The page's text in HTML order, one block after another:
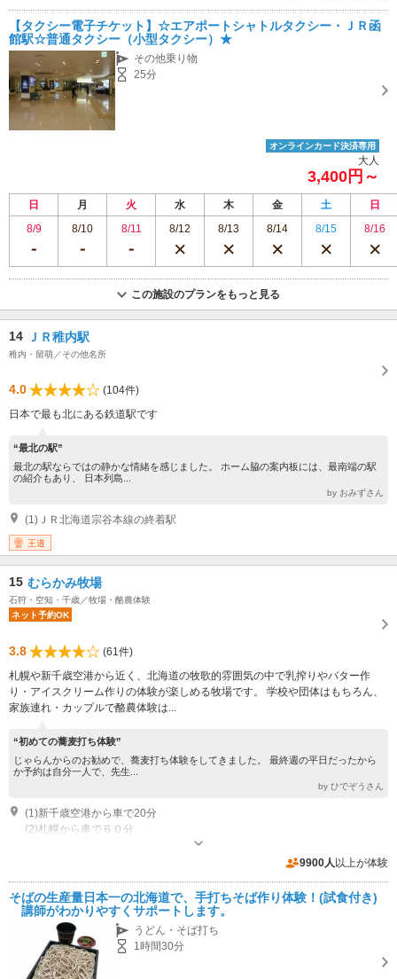
【タクシー電子チケット】☆エアポートシャトルタクシー・ＪＲ函
館駅☆普通タクシー（小型タクシー）★
その他乗り物
25分
オンラインカード決済専用
大人
3,400円～
日 月 火 水 木 金 土
日
8/9
8/10 8/11 8/12 8/13 8/14 8/15 8/16
この施設のプランをもっと見る
14 ＪＲ稚内駅
稚内・留萌／その他名所
4.0
(104件)
日本で最も北にある鉄道駅です
“最北の駅”
最北の駅ならではの静かな情緒を感じました。 ホーム脇の案内板には、最南端の駅
の紹介もあり、 日本列島...
by おみずさん
(1)ＪＲ北海道宗谷本線の終着駅
王道
15 むらかみ牧場
石狩・空知・千歳／牧場・酪農体験
ネット予約OK
3.8
(61件)
札幌や新千歳空港から近く、北海道の牧歌的雰囲気の中で乳搾りやバター作
り・アイスクリーム作りの体験が楽しめる牧場です。 学校や団体はもちろん、
家族連れ・カップルで酪農体験は...
“初めての蕎麦打ち体験”
じゃらんからのお勧めで、蕎麦打ち体験をしてきました。 最終週の平日だったから
か予約は自分一人で、先生...
by ひでぞうさん
(1)新千歳空港から車で20分
(2)札幌から車で６０分
営業：４月～１１月は無休 営業時間：10：00～17：00
9900人 以上が体験
そばの生産量日本一の北海道で、手打ちそば作り体験！(試食付き)
講師がわかりやすくサポートします。
うどん・そば打ち
1時間30分